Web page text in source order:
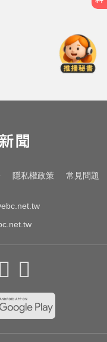
圈侵襲
3打點！
隱私權政策 常見問題